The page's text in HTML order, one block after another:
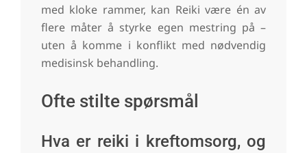
med kloke rammer, kan Reiki være én av
flere måter å styrke egen mestring på –
uten å komme i konflikt med nødvendig
medisinsk behandling.
Ofte stilte spørsmål
Hva er reiki i kreftomsorg, og